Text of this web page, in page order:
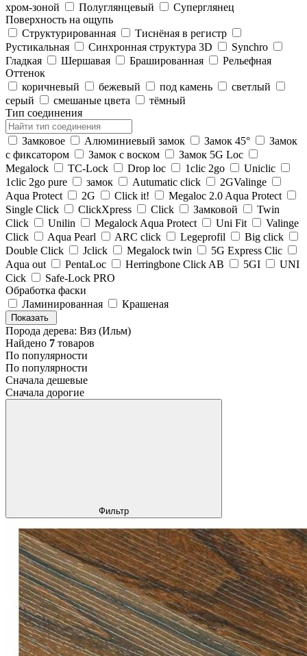
хром-зоной
Полуглянцевый
Суперглянец
Поверхность на ощупь
Структурированная
Тиснёная в регистр
Рустикальная
Cинхронная структура 3D
Synchro
Гладкая
Шершавая Брашированная
Рельефная
Оттенок
коричневый
бежевый под камень
светлый
серый
смешаные цвета
тёмный
Тип соединения
Замковое Алюминиевый замок Замок 45°
Замок
с фиксатором
Замок с воском
Замок 5G Loc
Megalock
TС-Lock Drop loc 1clic 2go
Uniclic
1clic 2go pure
замок Autumatic click
2GValinge
Aqua Protect
2G Click it!
Megaloc 2.0 Aqua Protect
Single Click
ClickXpress Click Замковой
Twin
Click
Unilin Megalock Aqua Protect Uni Fit
Valinge
Click
Aqua Pearl ARC click Legeprofil
Big click
Double Click
Jclick Megalock twin
5G Express Clic
Aqua out
PentaLoc Herringbone Click AB 5GI
UNI
Cick
Safe-Lock PRO
Обработка фаски
Ламинированная
Крашеная
Показать
Порода дерева: Вяз (Ильм)
Найдено 7 товаров
По популярности
По популярности
Сначала дешевые
Сначала дорогие
Фильтр